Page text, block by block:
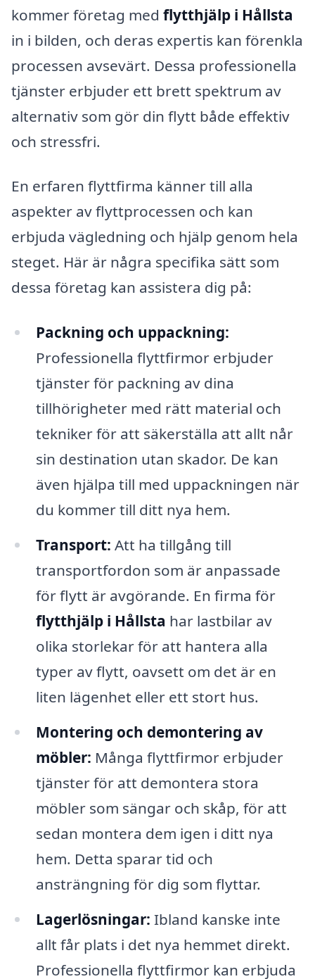
kommer företag med flytthjälp i Hållsta
in i bilden, och deras expertis kan förenkla
processen avsevärt. Dessa professionella
tjänster erbjuder ett brett spektrum av
alternativ som gör din flytt både effektiv
och stressfri.
En erfaren flyttfirma känner till alla
aspekter av flyttprocessen och kan
erbjuda vägledning och hjälp genom hela
steget. Här är några specifika sätt som
dessa företag kan assistera dig på:
Packning och uppackning:
Professionella flyttfirmor erbjuder
tjänster för packning av dina
tillhörigheter med rätt material och
tekniker för att säkerställa att allt når
sin destination utan skador. De kan
även hjälpa till med uppackningen när
du kommer till ditt nya hem.
Transport: Att ha tillgång till
transportfordon som är anpassade
för flytt är avgörande. En firma för
flytthjälp i Hållsta har lastbilar av
olika storlekar för att hantera alla
typer av flytt, oavsett om det är en
liten lägenhet eller ett stort hus.
Montering och demontering av
möbler: Många flyttfirmor erbjuder
tjänster för att demontera stora
möbler som sängar och skåp, för att
sedan montera dem igen i ditt nya
hem. Detta sparar tid och
ansträngning för dig som flyttar.
Lagerlösningar: Ibland kanske inte
allt får plats i det nya hemmet direkt.
Professionella flyttfirmor kan erbjuda